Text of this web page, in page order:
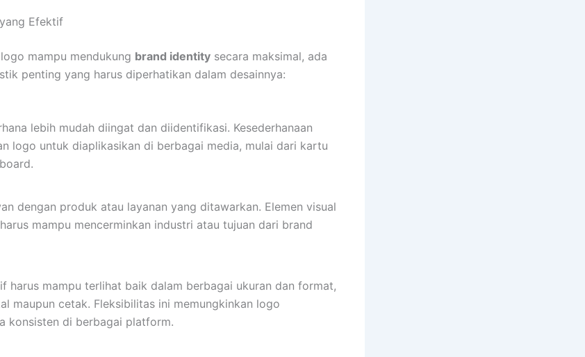
Efektif
mampu mendukung brand identity secara maksimal, ada
penting yang harus diperhatikan dalam desainnya:
lebih mudah diingat dan diidentifikasi. Kesederhanaan
logo untuk diaplikasikan di berbagai media, mulai dari kartu
dengan produk atau layanan yang ditawarkan. Elemen visual
mampu mencerminkan industri atau tujuan dari brand
harus mampu terlihat baik dalam berbagai ukuran dan format,
maupun cetak. Fleksibilitas ini memungkinkan logo
konsisten di berbagai platform.